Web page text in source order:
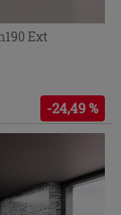
Ext
-24,49 %